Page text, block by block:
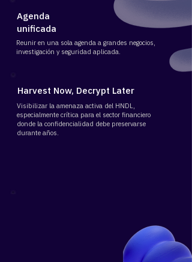
Agenda
unificada
​Reunir en una sola agenda a grandes negocios,
investigación y seguridad aplicada.
Harvest Now, Decrypt Later
Visibilizar la amenaza activa del HNDL,
especialmente crítica para el sector financiero
donde la confidencialidad debe preservarse
durante años.
Construir una plataforma de thought
leadership capaz de crecer a reportes,
mesas sectoriales y encuentros privados